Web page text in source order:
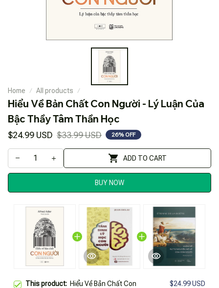
Home All products
Hiểu Về Bản Chất Con Người - Lý Luận Của
Bậc Thầy Tâm Thần Học
$24.99 USD $33.99 USD 26% OFF
ADD TO CART
BUY NOW
This product: Hiểu Về Bản Chất Con
$24.99 USD